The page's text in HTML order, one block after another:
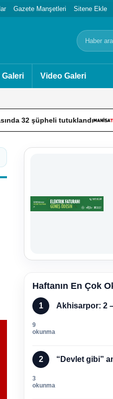
Gazete Manşetleri Sitene Ekle
Arama
Galeri Video Galeri
tutuklandı
Haftanın En Çok
1 Akhisarpor: 2
9
okunma
2 “Devlet gibi”
3
okunma